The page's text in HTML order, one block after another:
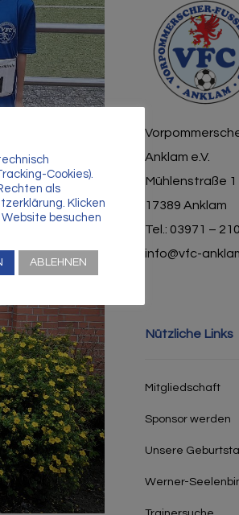
Anklam e.V.
Mühlenstraße 1
17389 Anklam
Tel.: 03971 –
info@vfc-
Nützliche Links
Mitgliedschaft
Sponsor werden
Unsere
Werner-
Cookies).
als
Klicken
Website besuchen
ABLEHNEN